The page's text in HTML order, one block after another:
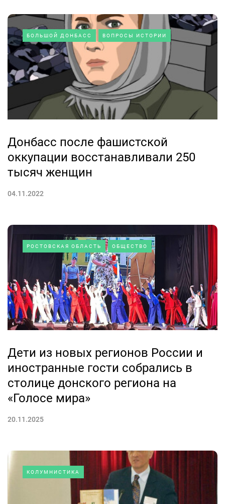
БОЛЬШОЙ ДОНБАСС ВОПРОСЫ ИСТОРИИ
Донбасс после фашистской
оккупации восстанавливали 250
тысяч женщин
04.11.2022
РОСТОВСКАЯ ОБЛАСТЬ ОБЩЕСТВО
Дети из новых регионов России и
иностранные гости собрались в
столице донского региона на
«Голосе мира»
20.11.2025
КОЛУМНИСТИКА